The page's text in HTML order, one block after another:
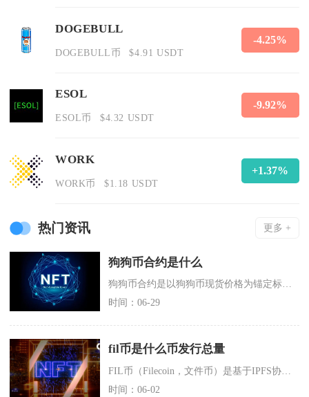
DOGEBULL
DOGEBULL币 $4.91 USDT
-4.25%
ESOL
ESOL币 $4.32 USDT
-9.92%
WORK
WORK币 $1.18 USDT
+1.37%
热门资讯 更多 +
狗狗币合约是什么
狗狗币合约是以狗狗币现货价格为锚定标的的加密衍生品，交易者无需实际持有DOGE现货，依靠保
时间：06-29
fil币是什么币发行总量
时间：06-02